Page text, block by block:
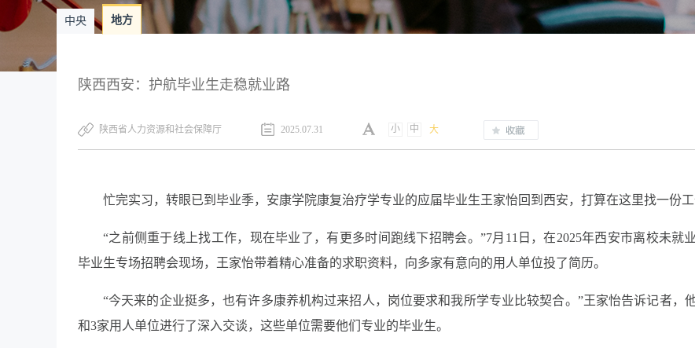
中央 地方
陕西西安：护航毕业生走稳就业路
陕西省人力资源和社会保障厅 2025.07.31 小 中 大
忙完实习，转眼已到毕业季，安康学院康复治疗学专业的应届毕业生王家怡回到西安，打算在这里找一份工
“之前侧重于线上找工作，现在毕业了，有更多时间跑线下招聘会。”7月11日，在2025年西安市离校未就
毕业生专场招聘会现场，王家怡带着精心准备的求职资料，向多家有意向的用人单位投了简历。
“今天来的企业挺多，也有许多康养机构过来招人，岗位要求和我所学专业比较契合。”王家怡告诉记者，
和3家用人单位进行了深入交谈，这些单位需要他们专业的毕业生。